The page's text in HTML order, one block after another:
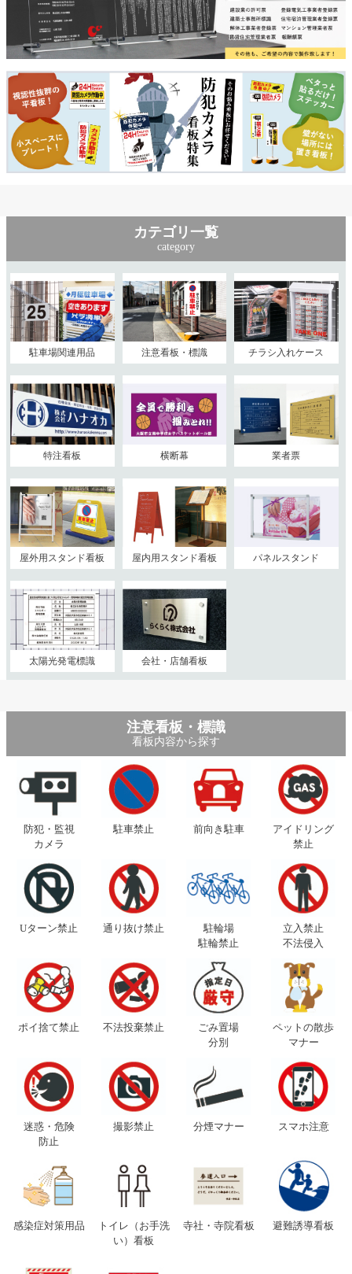
カテゴリ一覧
category
駐車場関連用品 注意看板・標識 チラシ入れケース
特注看板 横断幕 業者票
屋外用スタンド看板 屋内用スタンド看板 パネルスタンド
太陽光発電標識 会社・店舗看板
注意看板・標識
看板内容から探す
防犯・監視
カメラ
駐車禁止 前向き駐車
アイドリング
禁止
Uターン禁止 通り抜け禁止
駐輪場
駐輪禁止
立入禁止
不法侵入
ポイ捨て禁止 不法投棄禁止
ごみ置場
分別
ペットの散歩
マナー
迷惑・危険
防止
撮影禁止 分煙マナー スマホ注意
感染症対策用品
トイレ（お手洗
い）看板
寺社・寺院看板 避難誘導看板